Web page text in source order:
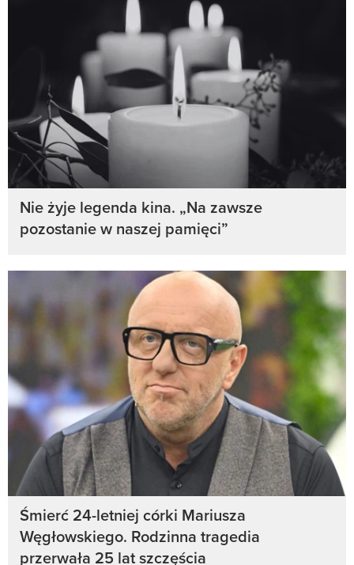
Nie żyje legenda kina. „Na zawsze
pozostanie w naszej pamięci”
Śmierć 24-letniej córki Mariusza
Węgłowskiego. Rodzinna tragedia
przerwała 25 lat szczęścia